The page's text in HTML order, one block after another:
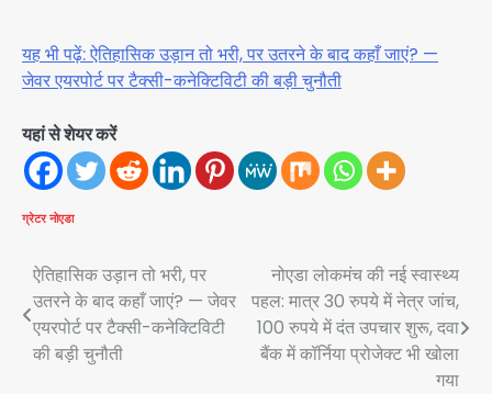
यह भी पढ़ें: ऐतिहासिक उड़ान तो भरी, पर उतरने के बाद कहाँ जाएं? —
जेवर एयरपोर्ट पर टैक्सी-कनेक्टिविटी की बड़ी चुनौती
यहां से शेयर करें
ग्रेटर नोएडा
Post
navigation
ऐतिहासिक उड़ान तो भरी, पर
उतरने के बाद कहाँ जाएं? — जेवर
एयरपोर्ट पर टैक्सी-कनेक्टिविटी
की बड़ी चुनौती
नोएडा लोकमंच की नई स्वास्थ्य
पहल: मात्र 30 रुपये में नेत्र जांच,
100 रुपये में दंत उपचार शुरू, दवा
बैंक में कॉर्निया प्रोजेक्ट भी खोला
गया